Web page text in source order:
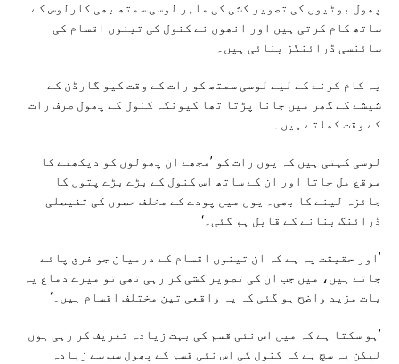
پھول بوٹیوں کی تصویر کشی کی ماہر لوسی سمتھ بھی کارلوس کے
ساتھ کام کرتی ہیں اور انھوں نے کنول کی تینوں اقسام کی
سائنسی ڈرائنگز بنائی ہیں۔
یہ کام کرنے کے لیے لوسی سمتھ کو رات کے وقت کیو گارڈن کے
شیشے کے گھر میں جانا پڑتا تھا کیونکہ کنول کے پھول صرف رات
کے وقت کھلتے ہیں۔
لوسی کہتی ہیں کہ یوں رات کو ’مجھے ان پھولوں کو دیکھنے کا
موقع مل جاتا اور ان کے ساتھ اس کنول کے بڑے بڑے پتوں کا
جائزہ لینے کا بھی۔ یوں میں پودے کے مخلف حصوں کی تفیصلی
ڈرائنگ بنانے کے قابل ہو گئی۔‘
’اور حقیقت یہ ہے کہ ان تینوں اقسام کے درمیان جو فرق پائے
جاتے ہیں، میں جب ان کی تصویر کشی کر رہی تھی تو میرے دماغ یہ
بات مزید واضح ہو گئی کہ یہ واقعی تین مختلف اقسام ہیں۔‘
’ہو سکتا ہے کہ میں اس نئی قسم کی بہت زیادہ تعریف کر رہی ہوں
لیکن یہ سچ ہے کہ کنول کی اس نئی قسم کے پھول سب سے زیادہ